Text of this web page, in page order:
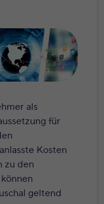
als
für
Kosten
zu den
geltend